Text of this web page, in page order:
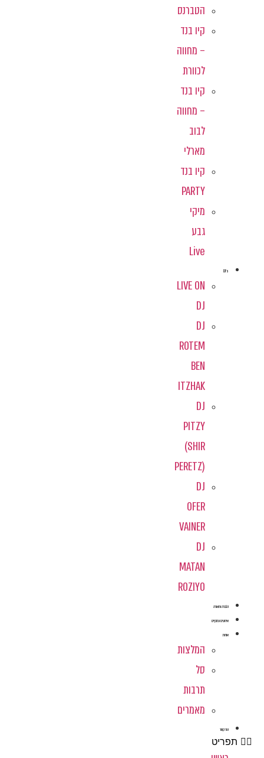
הטברנס
קיו בנד
– מחווה
לכוורת
קיו בנד
– מחווה
לבוב
מארלי
קיו בנד
PARTY
מיקי
גבע
Live
DJ's
LIVE ON
DJ
DJ
ROTEM
BEN
ITZHAK
DJ
PITZY
(SHIR
PERETZ)
DJ
OFER
VAINER
DJ
MATAN
ROZIYO
הגברה ותאורה
אירועים עסקיים
אודות
המלצות
סל
תרבות
מאמרים
צור קשר
תפריט